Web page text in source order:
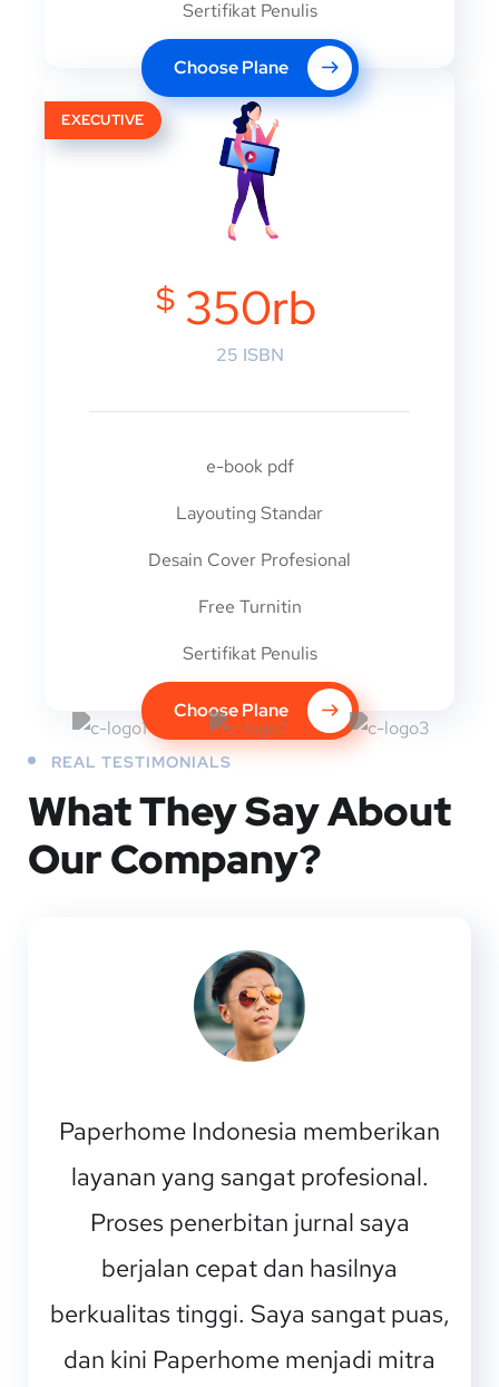
Sertifikat Penulis
Choose Plane
EXECUTIVE
$350rb
25 ISBN
e-book pdf
Layouting Standar
Desain Cover Profesional
Free Turnitin
Sertifikat Penulis
Choose Plane
REAL TESTIMONIALS
What TheySay About
OurCompany?
Paperhome Indonesia memberikan
layanan yang sangat profesional.
Proses penerbitan jurnal saya
berjalan cepat dan hasilnya
berkualitas tinggi. Saya sangat puas,
dan kini Paperhome menjadi mitra